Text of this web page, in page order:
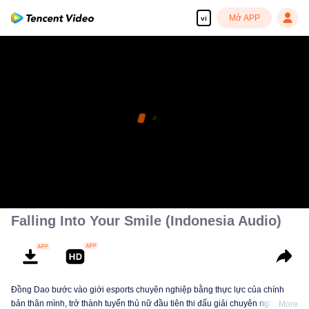
vi Mở APP
Falling Into Your Smile (Indonesia Audio)
Đồng Dao bước vào giới esports chuyên nghiệp bằng thực lực của chính
bản thân mình, trở thành tuyển thủ nữ đầu tiên thi đấu giải chuyên nghiệpMore